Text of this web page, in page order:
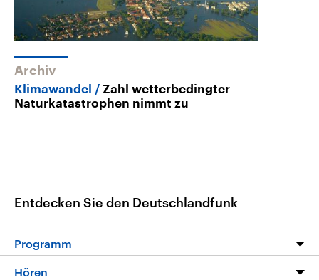
Archiv
Klimawandel
Zahl wetterbedingter
Naturkatastrophen nimmt zu
Entdecken Sie den Deutschlandfunk
Programm
Programm
Hören